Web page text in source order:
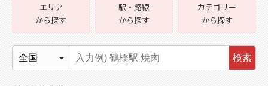
エリア
から探す
駅・路線
から探す
カテゴリー
から探す
検索